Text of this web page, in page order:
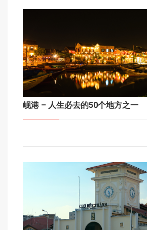
岘港 – 人生必去的50个地方之一